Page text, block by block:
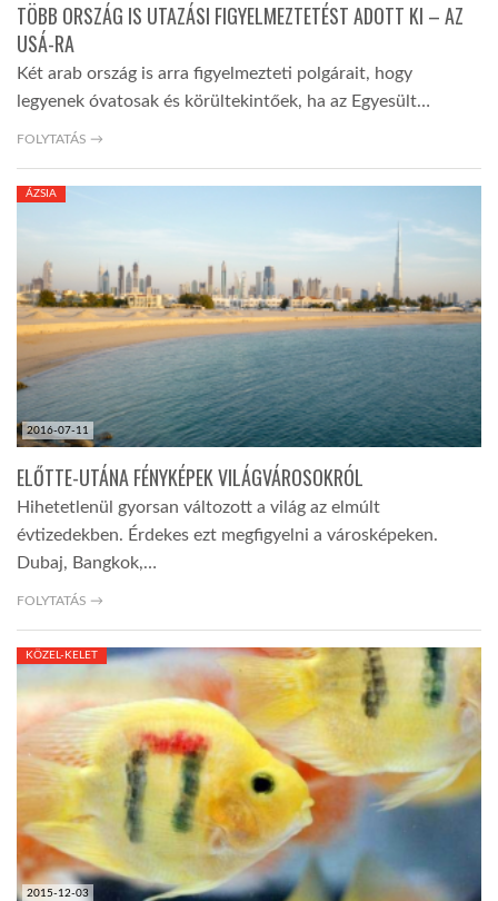
TÖBB ORSZÁG IS UTAZÁSI FIGYELMEZTETÉST ADOTT KI – AZ
USÁ-RA
Két arab ország is arra figyelmezteti polgárait, hogy
legyenek óvatosak és körültekintőek, ha az Egyesült…
FOLYTATÁS →
2016-07-11
ÁZSIA
ELŐTTE-UTÁNA FÉNYKÉPEK VILÁGVÁROSOKRÓL
Hihetetlenül gyorsan változott a világ az elmúlt
évtizedekben. Érdekes ezt megfigyelni a városképeken.
Dubaj, Bangkok,…
FOLYTATÁS →
2015-12-03
KÖZEL-KELET